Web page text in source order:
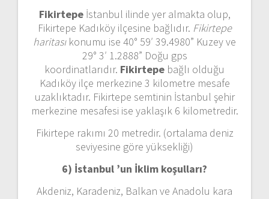
Fikirtepeİstanbul ilinde yer almakta olup,
Fikirtepe Kadıköy ilçesine bağlıdır. Fikirtepe
haritasıkonumu ise 40° 59′ 39.4980” Kuzey ve
29° 3′ 1.2888” Doğu gps
koordinatlarıdır. Fikirtepe bağlı olduğu
Kadıköy ilçe merkezine 3 kilometre mesafe
uzaklıktadır. Fikirtepe semtinin İstanbul şehir
merkezine mesafesi ise yaklaşık 6 kilometredir.
Fikirtepe rakımı 20 metredir. (ortalama deniz
seviyesine göre yüksekliği)
6) İstanbul ’un İklim koşulları?
Akdeniz, Karadeniz, Balkan ve Anadolu kara